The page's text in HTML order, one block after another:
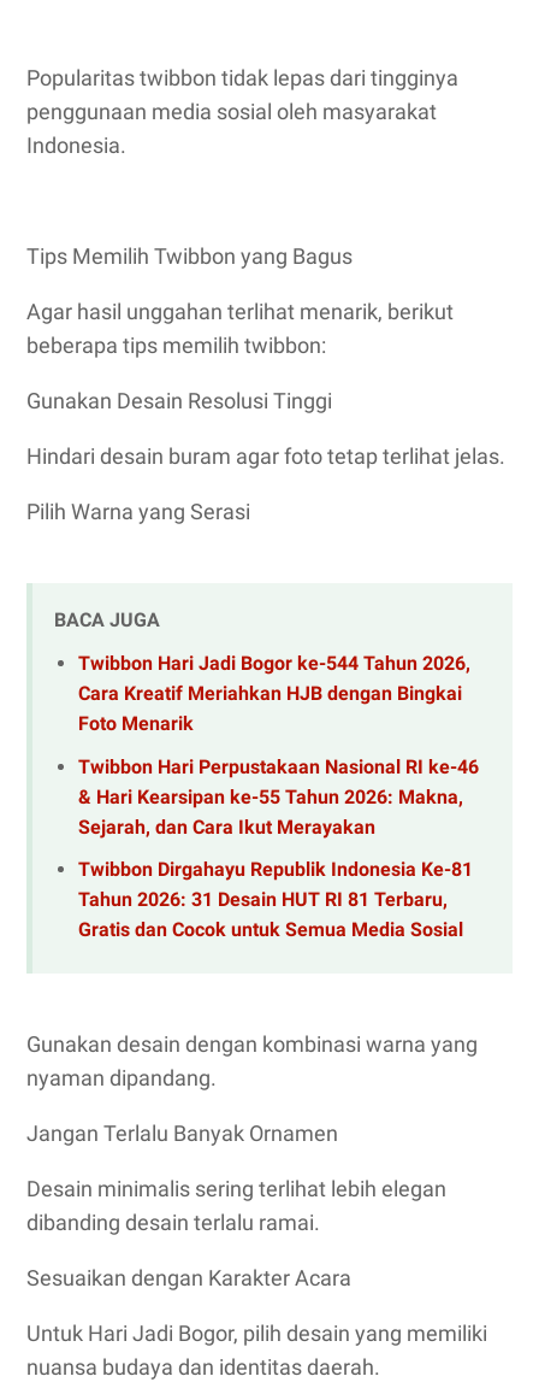
Popularitas twibbon tidak lepas dari tingginya
penggunaan media sosial oleh masyarakat
Indonesia.
Tips Memilih Twibbon yang Bagus
Agar hasil unggahan terlihat menarik, berikut
beberapa tips memilih twibbon:
Gunakan Desain Resolusi Tinggi
Hindari desain buram agar foto tetap terlihat jelas.
Pilih Warna yang Serasi
BACA JUGA
Twibbon Hari Jadi Bogor ke-544 Tahun 2026,
Cara Kreatif Meriahkan HJB dengan Bingkai
Foto Menarik
Twibbon Hari Perpustakaan Nasional RI ke-46
& Hari Kearsipan ke-55 Tahun 2026: Makna,
Sejarah, dan Cara Ikut Merayakan
Twibbon Dirgahayu Republik Indonesia Ke-81
Tahun 2026: 31 Desain HUT RI 81 Terbaru,
Gratis dan Cocok untuk Semua Media Sosial
Gunakan desain dengan kombinasi warna yang
nyaman dipandang.
Jangan Terlalu Banyak Ornamen
Desain minimalis sering terlihat lebih elegan
dibanding desain terlalu ramai.
Sesuaikan dengan Karakter Acara
Untuk Hari Jadi Bogor, pilih desain yang memiliki
nuansa budaya dan identitas daerah.